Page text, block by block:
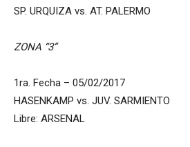
SP. URQUIZA vs. AT. PALERMO
ZONA “3”
1ra. Fecha – 05/02/2017
HASENKAMP vs. JUV. SARMIENTO
Libre: ARSENAL